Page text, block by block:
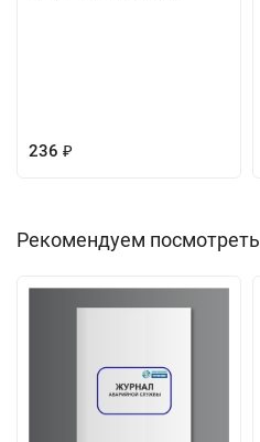
236 ₽
Рекомендуем посмотреть